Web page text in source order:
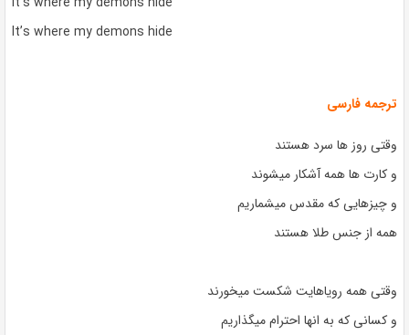
It’s where my demons hide
ترجمه فارسی
وقتی روز ها سرد هستند
و کارت ها همه آشکار میشوند
و چیزهایی که مقدس میشماریم
همه از جنس طلا هستند
وقتی همه رویاهایت شکست میخورند
و کسانی که به انها احترام میگذاریم